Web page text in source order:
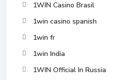
1WIN Casino Brasil
1win casino spanish
1win fr
1win India
1WIN Official In Russia